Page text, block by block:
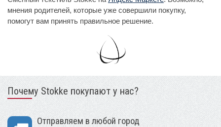
мнения родителей, которые уже совершили покупку,
помогут вам принять правильное решение.
Почему Stokke покупают у нас?
Отправляем в любой город